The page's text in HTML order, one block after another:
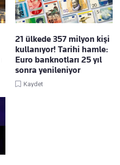
21 ülkede 357 milyon kişi
kullanıyor! Tarihi hamle:
Euro banknotları 25 yıl
sonra yenileniyor
Kaydet